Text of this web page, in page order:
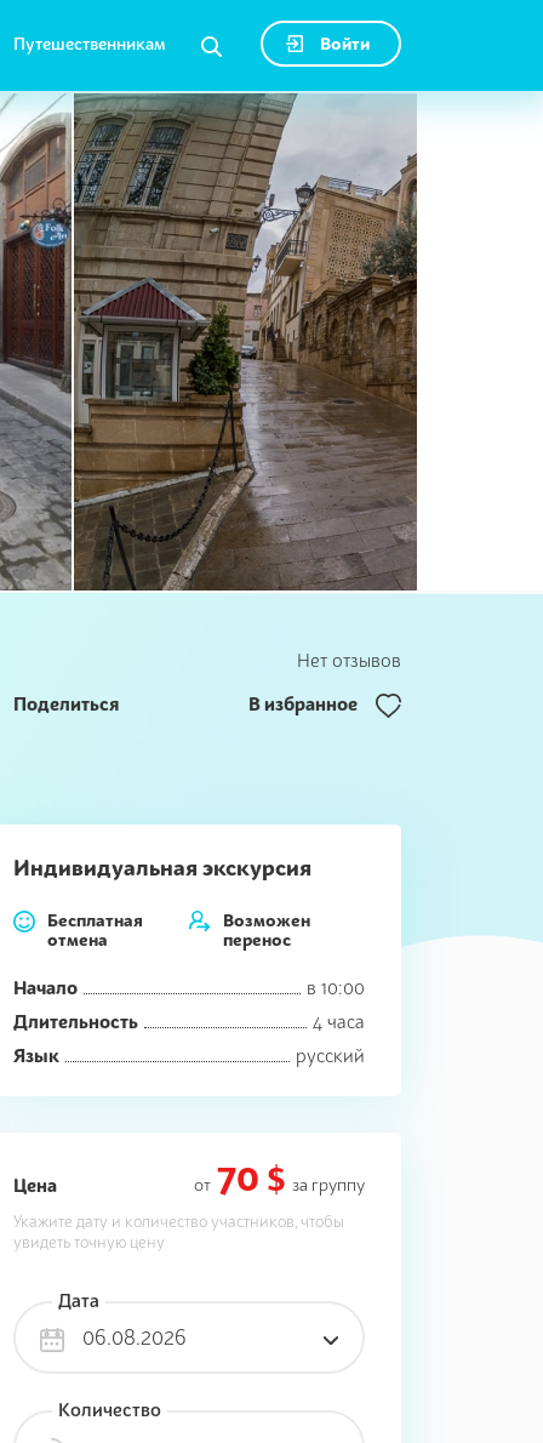
Путешественникам Войти
Нет отзывов
Поделиться
В избранное
Индивидуальная экскурсия
Бесплатная
отмена
Возможен
перенос
Начало
в 10:00
Длительность
4 часа
Язык
русский
Цена от 70 $ за группу
Укажите дату и количество участников, чтобы
увидеть точную цену
Дата
06.08.2026
Количество